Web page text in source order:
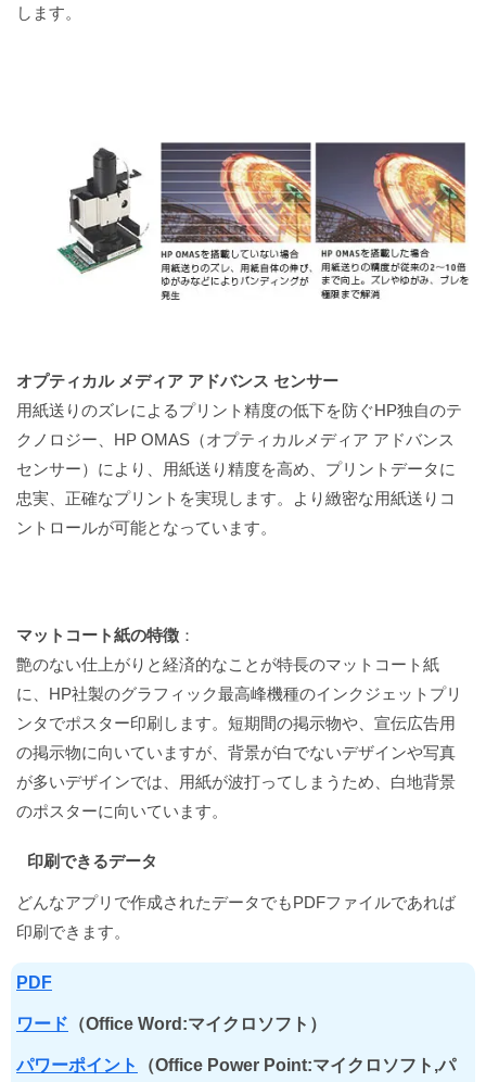
します。
オプティカル メディア アドバンス センサー
用紙送りのズレによるプリント精度の低下を防ぐHP独自のテ
クノロジー、HP OMAS（オプティカルメディア アドバンス
センサー）により、用紙送り精度を高め、プリントデータに
忠実、正確なプリントを実現します。より緻密な用紙送りコ
ントロールが可能となっています。
マットコート紙の特徴 ：
艶のない仕上がりと経済的なことが特長のマットコート紙
に、HP社製のグラフィック最高峰機種のインクジェットプリ
ンタでポスター印刷します。短期間の掲示物や、宣伝広告用
の掲示物に向いていますが、背景が白でないデザインや写真
が多いデザインでは、用紙が波打ってしまうため、白地背景
のポスターに向いています。
印刷できるデータ
どんなアプリで作成されたデータでもPDFファイルであれば
印刷できます。
PDF
ワード （Office Word:マイクロソフト）
パワーポイント
（Office Power Point:マイクロソフト,パ